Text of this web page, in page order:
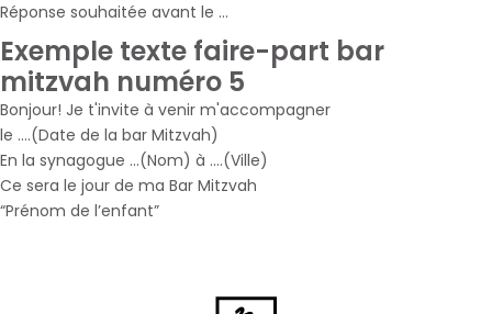
Réponse souhaitée avant le …
Exemple texte faire-part bar
mitzvah numéro 5
Bonjour! Je t'invite à venir m'accompagner
le ….(Date de la bar Mitzvah)
En la synagogue …(Nom) à ….(Ville)
Ce sera le jour de ma Bar Mitzvah
“Prénom de l’enfant”